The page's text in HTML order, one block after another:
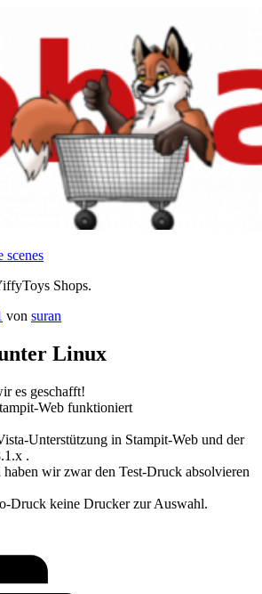
Shops.
von suran
Linux
es geschafft!
Web funktioniert
Unterstützung in Stampit-Web und der
.
wir zwar den Test-Druck absolvieren
Druck keine Drucker zur Auswahl.